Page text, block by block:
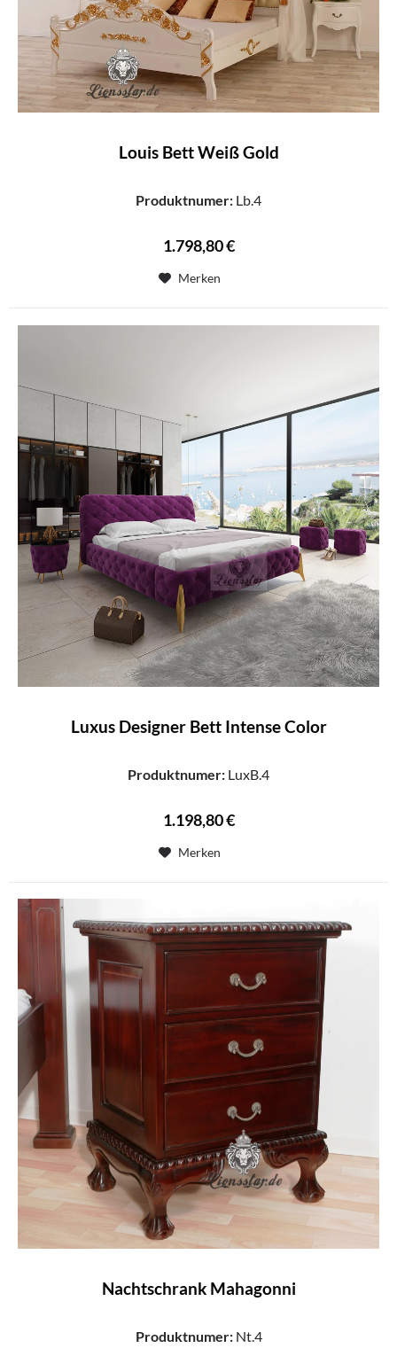
Louis Bett Weiß Gold
Produktnumer: Lb.4
1.798,80 €
Merken
Luxus Designer Bett Intense Color
Produktnumer: LuxB.4
1.198,80 €
Merken
Nachtschrank Mahagonni
Produktnumer:Nt.4